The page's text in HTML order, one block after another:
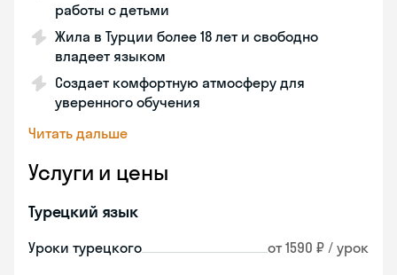
работы с детьми
Жила в Турции более 18 лет и свободно
владеет языком
Создает комфортную атмосферу для
уверенного обучения
Читать дальше
Услуги и цены
Турецкий язык
Уроки турецкого от 1590 ₽ / урок